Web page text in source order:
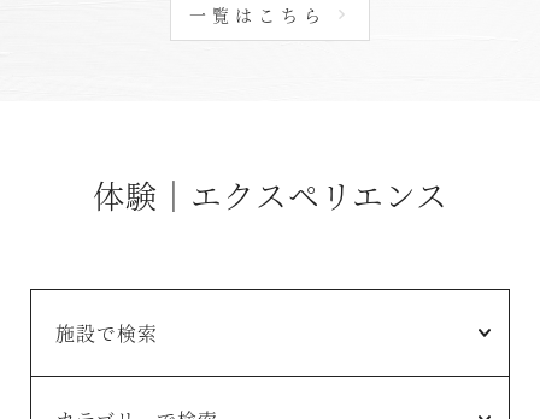
一覧はこちら
体験｜エクスペリエンス
施設で検索